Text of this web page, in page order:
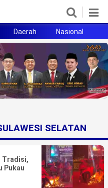
Daerah Nasional
SELATAN
Tradisi,
Pukau